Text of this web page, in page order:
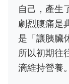
自己，產生
劇烈腹痛是
是「讓胰臟
所以初期往
滴維持營養。